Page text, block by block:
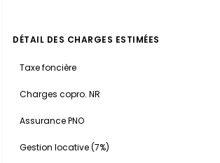
DÉTAIL DES CHARGES ESTIMÉES
Taxe foncière
Charges copro. NR
Assurance PNO
Gestion locative (7%)